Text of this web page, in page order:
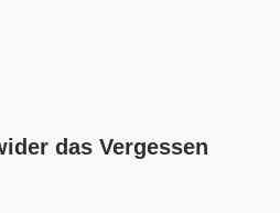
das Vergessen